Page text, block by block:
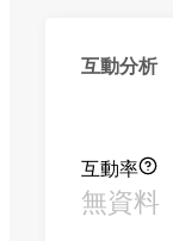
互動分析
互動率
無資料